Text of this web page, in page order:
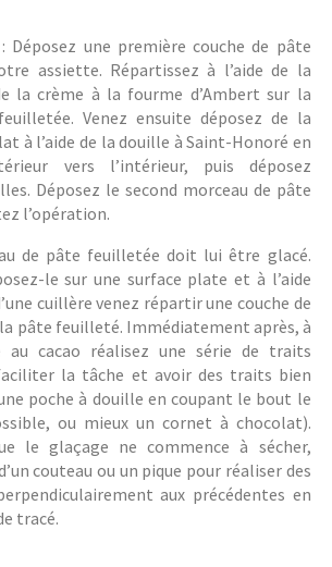
Déposez une première couche de pâte
assiette. Répartissez à l’aide de la
la crème à la fourme d’Ambert sur la
Venez ensuite déposez de la
à l’aide de la douille à Saint-Honoré en
vers l’intérieur, puis déposez
Déposez le second morceau de pâte
l’opération.
de pâte feuilletée doit lui être glacé.
le sur une surface plate et à l’aide
cuillère venez répartir une couche de
pâte feuilleté. Immédiatement après, à
au cacao réalisez une série de traits
la tâche et avoir des traits bien
poche à douille en coupant le bout le
ou mieux un cornet à chocolat).
le glaçage ne commence à sécher,
couteau ou un pique pour réaliser des
aux précédentes en
tracé.